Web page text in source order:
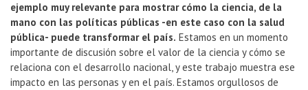
ejemplo muy relevante para mostrar cómo la ciencia, de la
mano con las políticas públicas -en este caso con la salud
pública- puede transformar el país. Estamos en un momento
importante de discusión sobre el valor de la ciencia y cómo se
relaciona con el desarrollo nacional, y este trabajo muestra ese
impacto en las personas y en el país. Estamos orgullosos de